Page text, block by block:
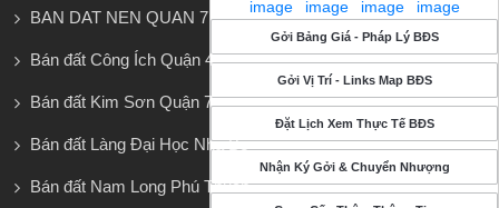
Gởi Bảng Giá - Pháp Lý BĐS
Gởi Vị Trí - Links Map BĐS
Đặt Lịch Xem Thực Tế BĐS
Nhận Ký Gởi & Chuyển Nhượng
BAN DAT NEN QUAN 7
Bán đất Công Ích Quận 4
Bán đất Kim Sơn Quận 7
Bán đất Làng Đại Học Nhà Bè
Bán đất Nam Long Phú Thuận